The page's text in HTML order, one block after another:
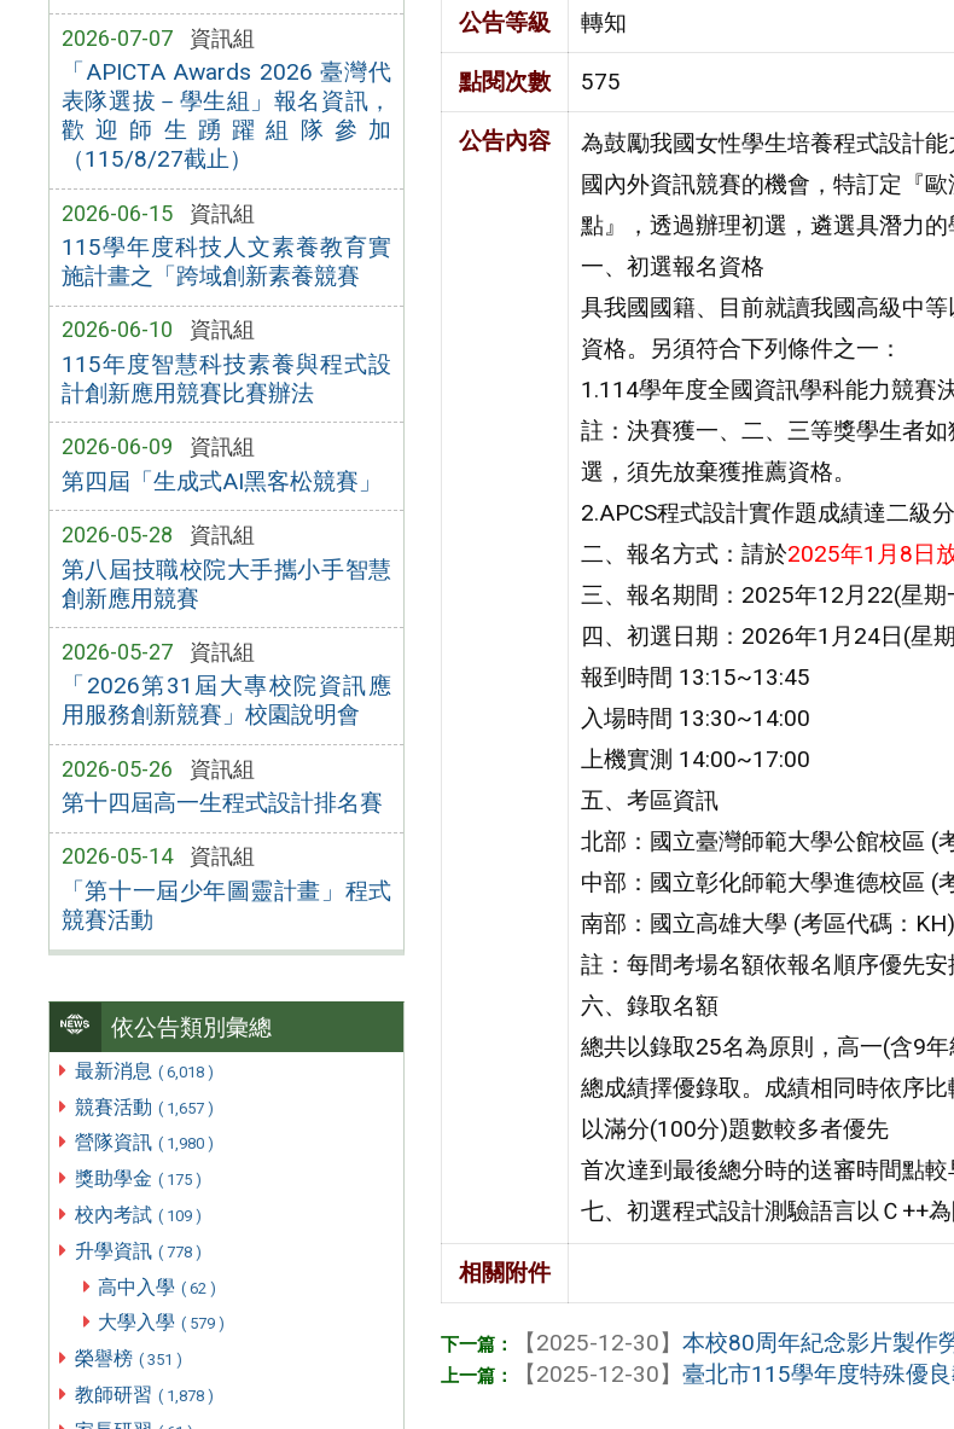
2026-07-07 資訊組
「APICTA Awards 2026 臺灣代
表隊選拔－學生組」報名資訊，
歡迎師生踴躍組隊參加
（115/8/27截止）
2026-06-15 資訊組
115學年度科技人文素養教育實
施計畫之「跨域創新素養競賽
2026-06-10 資訊組
115年度智慧科技素養與程式設
計創新應用競賽比賽辦法
2026-06-09 資訊組
第四屆「生成式AI黑客松競賽」
2026-05-28 資訊組
第八屆技職校院大手攜小手智慧
創新應用競賽
2026-05-27 資訊組
「2026第31屆大專校院資訊應
用服務創新競賽」校園說明會
2026-05-26 資訊組
第十四屆高一生程式設計排名賽
2026-05-14 資訊組
「第十一屆少年圖靈計畫」程式
競賽活動
依公告類別彙總
最新消息 ( 6,018 )
競賽活動 ( 1,657 )
營隊資訊 ( 1,980 )
獎助學金 ( 175 )
校內考試 ( 109 )
升學資訊 ( 778 )
高中入學 ( 62 )
大學入學 ( 579 )
榮譽榜 ( 351 )
教師研習 ( 1,878 )
公告等級 轉知
點閱次數 575
公告內容
為鼓勵我國女性學生培養程式設計
國內外資訊競賽的機會，特訂定『
點』，透過辦理初選，遴選具潛力的
一、初選報名資格
具我國國籍、目前就讀我國高級中
資格。另須符合下列條件之一：
1.114學年度全國資訊學科能力競賽
註：決賽獲一、二、三等獎學生者
選，須先放棄獲推薦資格。
2.APCS程式設計實作題成績達二級
二、報名方式：請於2025年1月8日
三、報名期間：2025年12月22(星
四、初選日期：2026年1月24日(星
報到時間 13:15~13:45
入場時間 13:30~14:00
上機實測 14:00~17:00
五、考區資訊
北部：國立臺灣師範大學公館校區 (
中部：國立彰化師範大學進德校區 (
南部：國立高雄大學 (考區代碼：KH)
註：每間考場名額依報名順序優先
六、錄取名額
總共以錄取25名為原則，高一(含9
總成績擇優錄取。成績相同時依序比
以滿分(100分)題數較多者優先
首次達到最後總分時的送審時間點
七、初選程式設計測驗語言以Ｃ++
相關附件
【2025-12-30】本校80周年紀念影片製作
【2025-12-30】臺北市115學年度特殊優